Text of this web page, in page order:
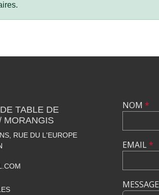
TABLE DE
MORANGIS
RUE DU L'EUROPE
NOM *
EMAIL*
MESSAGE